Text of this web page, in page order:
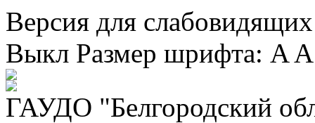
Версия для
Выкл Размер шрифта: A A
ГАУДО "Белгородский